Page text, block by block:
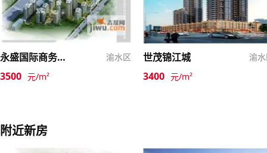
永盛国际商务花园 渝水区
3500 元/m²
世茂锦江城 渝
3400 元/m²
附近新房